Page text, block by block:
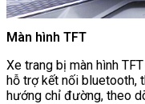
Màn hình TFT
Xe trang bị màn hình
hỗ trợ kết nối bluetooth,
hướng chỉ đường, theo